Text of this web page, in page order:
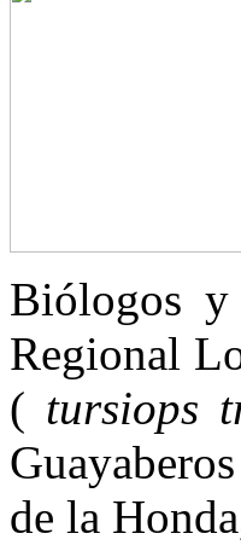
Biólogos
Regional
( tursiops
de la